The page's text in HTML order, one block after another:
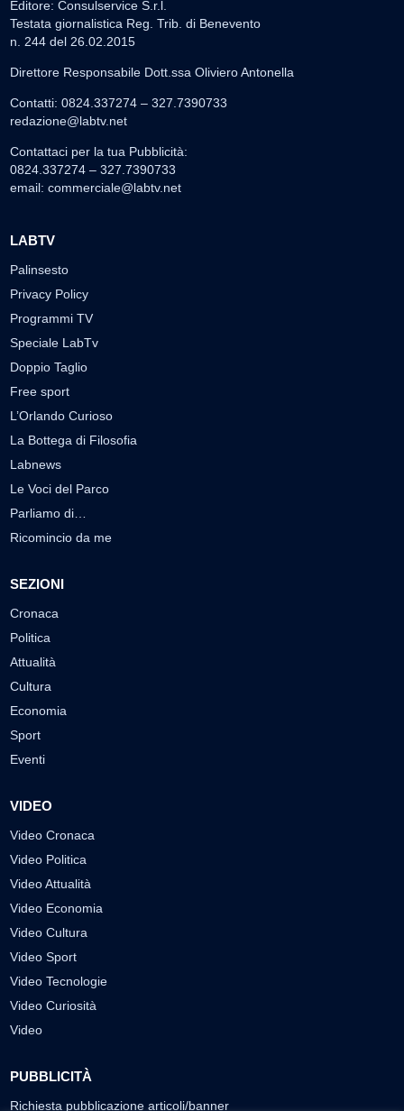
Editore: Consulservice S.r.l.
Testata giornalistica Reg. Trib. di Benevento
n. 244 del 26.02.2015
Direttore Responsabile Dott.ssa Oliviero Antonella
Contatti: 0824.337274 – 327.7390733
redazione@labtv.net
Contattaci per la tua Pubblicità:
0824.337274 – 327.7390733
email: commerciale@labtv.net
LABTV
Palinsesto
Privacy Policy
Programmi TV
Speciale LabTv
Doppio Taglio
Free sport
L’Orlando Curioso
La Bottega di Filosofia
Labnews
Le Voci del Parco
Parliamo di…
Ricomincio da me
SEZIONI
Cronaca
Politica
Attualità
Cultura
Economia
Sport
Eventi
VIDEO
Video Cronaca
Video Politica
Video Attualità
Video Economia
Video Cultura
Video Sport
Video Tecnologie
Video Curiosità
Video
PUBBLICITÀ
Richiesta pubblicazione articoli/banner